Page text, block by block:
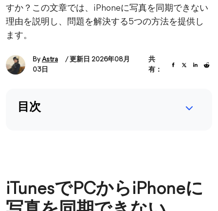
すか？この文章では、iPhoneに写真を同期できない
理由を説明し、問題を解決する5つの方法を提供し
ます。
ByAstra
/ 更新日 2026年08月
03日
共
有：
目次
iTunesでPCからiPhoneに